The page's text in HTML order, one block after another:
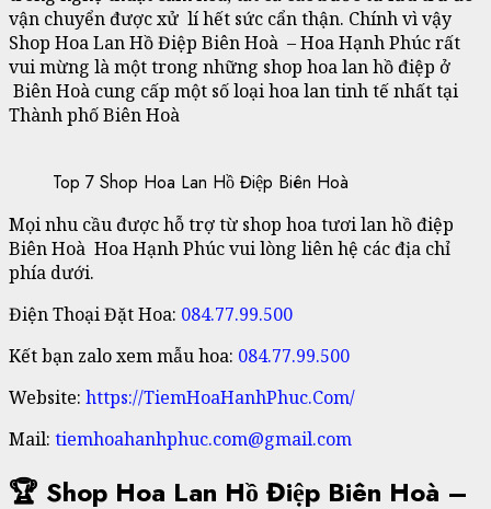
vận chuyển được xử lí hết sức cẩn thận. Chính vì vậy
Shop Hoa Lan Hồ Điệp Biên Hoà – Hoa Hạnh Phúc rất
vui mừng là một trong những shop hoa lan hồ điệp ở
Biên Hoà cung cấp một số loại hoa lan tinh tế nhất tại
Thành phố Biên Hoà
Top 7 Shop Hoa Lan Hồ Điệp Biên Hoà
Mọi nhu cầu được hỗ trợ từ shop hoa tươi lan hồ điệp
Biên Hoà Hoa Hạnh Phúc vui lòng liên hệ các địa chỉ
phía dưới.
Điện Thoại Đặt Hoa: 084.77.99.500
Kết bạn zalo xem mẫu hoa: 084.77.99.500
Website: https://TiemHoaHanhPhuc.Com/
Mail: tiemhoahanhphuc.com@gmail.com
🏆 Shop Hoa Lan Hồ Điệp Biên Hoà –